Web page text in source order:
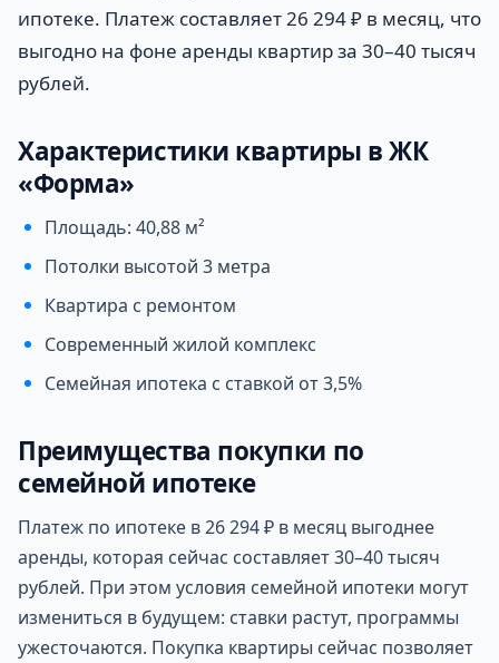
ипотеке. Платеж составляет 26 294 ₽ в месяц, что
выгодно на фоне аренды квартир за 30–40 тысяч
рублей.
Характеристики квартиры в ЖК
«Форма»
Площадь: 40,88 м²
Потолки высотой 3 метра
Квартира с ремонтом
Современный жилой комплекс
Семейная ипотека с ставкой от 3,5%
Преимущества покупки по
семейной ипотеке
Платеж по ипотеке в 26 294 ₽ в месяц выгоднее
аренды, которая сейчас составляет 30–40 тысяч
рублей. При этом условия семейной ипотеки могут
измениться в будущем: ставки растут, программы
ужесточаются. Покупка квартиры сейчас позволяет